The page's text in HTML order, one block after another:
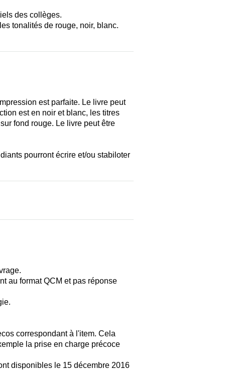
des collèges.
tonalités de rouge, noir, blanc.
est parfaite. Le livre peut
est en noir et blanc, les titres
fond rouge. Le livre peut être
pourront écrire et/ou stabiloter
au format QCM et pas réponse
correspondant à l'item. Cela
la prise en charge précoce
disponibles le 15 décembre 2016